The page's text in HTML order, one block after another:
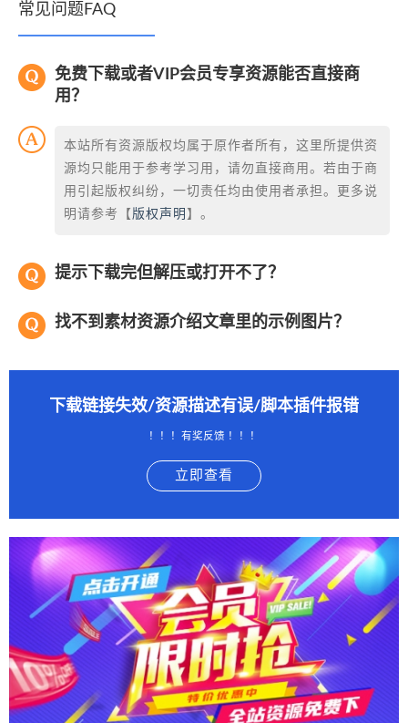
常见问题FAQ
免费下载或者VIP会员专享资源能否直接商
用？
本站所有资源版权均属于原作者所有，这里所提供资
源均只能用于参考学习用，请勿直接商用。若由于商
用引起版权纠纷，一切责任均由使用者承担。更多说
明请参考【 版权声明 】。
提示下载完但解压或打开不了？
找不到素材资源介绍文章里的示例图片？
下载链接失效/资源描述有误/脚本插件报错
！！！有奖反馈 ！！！
立即查看